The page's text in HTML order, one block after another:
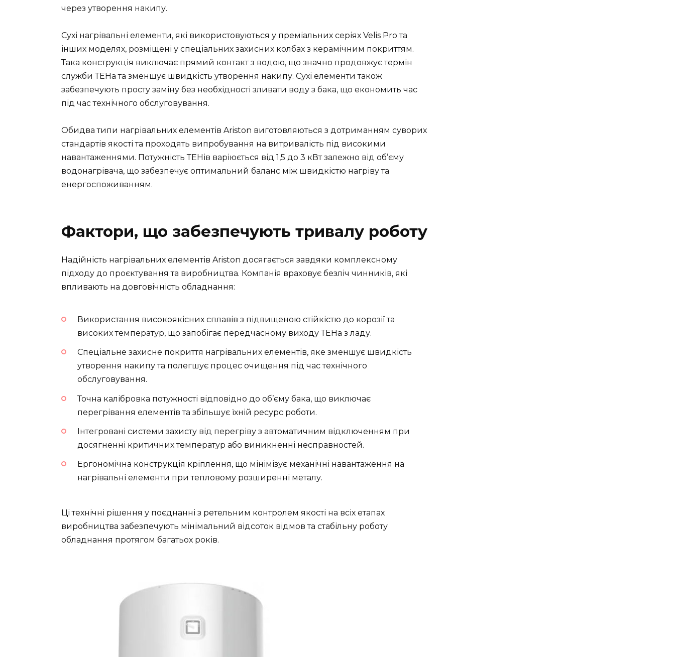
через утворення накипу.
Сухі нагрівальні елементи, які використовуються у преміальних серіях Velis Pro та
інших моделях, розміщені у спеціальних захисних колбах з керамічним покриттям.
Така конструкція виключає прямий контакт з водою, що значно продовжує термін
служби ТЕНа та зменшує швидкість утворення накипу. Сухі елементи також
забезпечують просту заміну без необхідності зливати воду з бака, що економить час
під час технічного обслуговування.
Обидва типи нагрівальних елементів Ariston виготовляються з дотриманням суворих
стандартів якості та проходять випробування на витривалість під високими
навантаженнями. Потужність ТЕНів варіюється від 1,5 до 3 кВт залежно від об’єму
водонагрівача, що забезпечує оптимальний баланс між швидкістю нагріву та
енергоспоживанням.
Фактори, що забезпечують тривалу роботу
Надійність нагрівальних елементів Ariston досягається завдяки комплексному
підходу до проєктування та виробництва. Компанія враховує безліч чинників, які
впливають на довговічність обладнання:
Використання високоякісних сплавів з підвищеною стійкістю до корозії та
високих температур, що запобігає передчасному виходу ТЕНа з ладу.
Спеціальне захисне покриття нагрівальних елементів, яке зменшує швидкість
утворення накипу та полегшує процес очищення під час технічного
обслуговування.
Точна калібровка потужності відповідно до об’єму бака, що виключає
перегрівання елементів та збільшує їхній ресурс роботи.
Інтегровані системи захисту від перегріву з автоматичним відключенням при
досягненні критичних температур або виникненні несправностей.
Ергономічна конструкція кріплення, що мінімізує механічні навантаження на
нагрівальні елементи при тепловому розширенні металу.
Ці технічні рішення у поєднанні з ретельним контролем якості на всіх етапах
виробництва забезпечують мінімальний відсоток відмов та стабільну роботу
обладнання протягом багатьох років.